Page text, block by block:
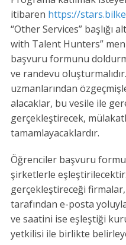
itibaren https://
“Other Services” başlığı
with Talent Hunters”
başvuru formunu
ve randevu
uzmanlarından
alacaklar, bu vesile ile
gerçekleştirecek,
tamamlayacaklardır.
Öğrenciler başvuru
şirketlerle
gerçekleştireceği
tarafından e-posta
ve saatini ise eşleştiği
yetkilisi ile birlikte